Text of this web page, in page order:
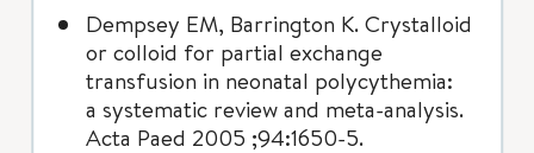
Dempsey EM, Barrington K. Crystalloid
or colloid for partial exchange
transfusion in neonatal polycythemia:
a systematic review and meta-analysis.
Acta Paed 2005 ;94:1650-5.